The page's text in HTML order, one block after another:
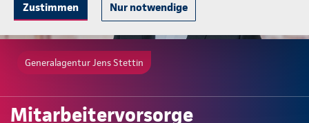
Zustimmen Nur notwendige
Generalagentur Jens Stettin
Mitarbeitervorsorge